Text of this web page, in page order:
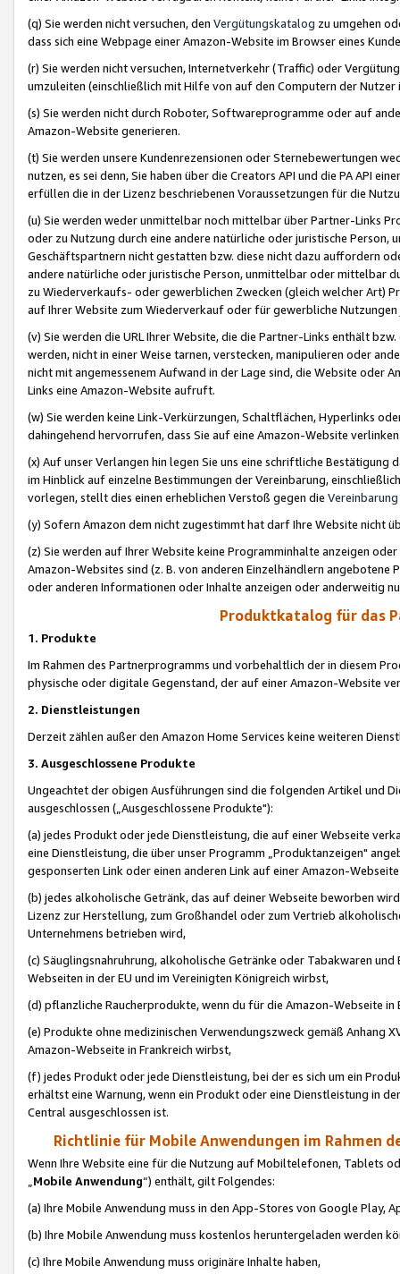
(q) Sie werden nicht versuchen, den Vergütungskatalog zu umgehen
dass sich eine Webpage einer Amazon-Website im Browser eines
(r) Sie werden nicht versuchen, Internetverkehr (Traffic) oder
umzuleiten (einschließlich mit Hilfe von auf den Computern der
(s) Sie werden nicht durch Roboter, Softwareprogramme oder auf
Amazon-Website generieren.
(t) Sie werden unsere Kundenrezensionen oder Sternebewertungen
nutzen, es sei denn, Sie haben über die Creators API und die PA API
erfüllen die in der Lizenz beschriebenen Voraussetzungen für die
(u) Sie werden weder unmittelbar noch mittelbar über Partner-Links
oder zu Nutzung durch eine andere natürliche oder juristische
Geschäftspartnern nicht gestatten bzw. diese nicht dazu auffordern
andere natürliche oder juristische Person, unmittelbar oder mittelbar
zu Wiederverkaufs- oder gewerblichen Zwecken (gleich welcher Art)
auf Ihrer Website zum Wiederverkauf oder für gewerbliche
(v) Sie werden die URL Ihrer Website, die die Partner-Links enthält
werden, nicht in einer Weise tarnen, verstecken, manipulieren oder
nicht mit angemessenem Aufwand in der Lage sind, die Website oder
Links eine Amazon-Website aufruft.
(w) Sie werden keine Link-Verkürzungen, Schaltflächen, Hyperlinks
dahingehend hervorrufen, dass Sie auf eine Amazon-Website
(x) Auf unser Verlangen hin legen Sie uns eine schriftliche
im Hinblick auf einzelne Bestimmungen der Vereinbarung,
vorlegen, stellt dies einen erheblichen Verstoß gegen die Vereinbarung
(y) Sofern Amazon dem nicht zugestimmt hat darf Ihre Website nicht
(z) Sie werden auf Ihrer Website keine Programminhalte anzeigen
Amazon-Websites sind (z. B. von anderen Einzelhändlern
oder anderen Informationen oder Inhalte anzeigen oder anderweitig
Produktkatalog für das
1. Produkte
Im Rahmen des Partnerprogramms und vorbehaltlich der in diesem
physische oder digitale Gegenstand, der auf einer Amazon-Website
2. Dienstleistungen
Derzeit zählen außer den Amazon Home Services keine weiteren
3. Ausgeschlossene Produkte
Ungeachtet der obigen Ausführungen sind die folgenden Artikel und
ausgeschlossen („Ausgeschlossene Produkte"):
(a) jedes Produkt oder jede Dienstleistung, die auf einer Webseite
eine Dienstleistung, die über unser Programm „Produktanzeigen"
gesponserten Link oder einen anderen Link auf einer Amazon-
(b) jedes alkoholische Getränk, das auf deiner Webseite beworben
Lizenz zur Herstellung, zum Großhandel oder zum Vertrieb
Unternehmens betrieben wird,
(c) Säuglingsnahruhrung, alkoholische Getränke oder Tabakwaren
Webseiten in der EU und im Vereinigten Königreich wirbst,
(d) pflanzliche Raucherprodukte, wenn du für die Amazon-Webseite in
(e) Produkte ohne medizinischen Verwendungszweck gemäß Anhang
Amazon-Webseite in Frankreich wirbst,
(f) jedes Produkt oder jede Dienstleistung, bei der es sich um ein
erhältst eine Warnung, wenn ein Produkt oder eine Dienstleistung in
Central ausgeschlossen ist.
Richtlinie für Mobile Anwendungen im Rahmen
Wenn Ihre Website eine für die Nutzung auf Mobiltelefonen, Tablets
„Mobile Anwendung“) enthält, gilt Folgendes:
(a) Ihre Mobile Anwendung muss in den App-Stores von Google Play,
(b) Ihre Mobile Anwendung muss kostenlos heruntergeladen werden
(c) Ihre Mobile Anwendung muss originäre Inhalte haben,